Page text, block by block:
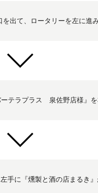
出て、ロータリーを左に進み
テラプラス 泉佐野店様』を
手に『燻製と酒の店まるき』